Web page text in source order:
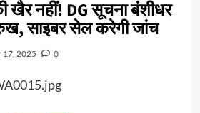
खैर नहीं! DG सूचना बंशीधर
साइबर सेल करेगी जांच
17, 2025 0